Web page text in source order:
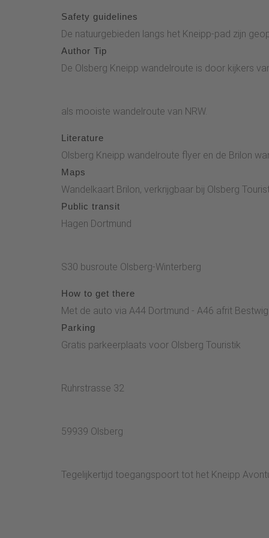
Safety guidelines
De natuurgebieden langs het Kneipp-pad zijn
Author Tip
De Olsberg Kneipp wandelroute is door kijkers
als mooiste wandelroute van NRW.
Literature
Olsberg Kneipp wandelroute flyer en de Brilon
Maps
Wandelkaart Brilon, verkrijgbaar bij Olsberg
Public transit
Hagen Dortmund
S30 busroute Olsberg-Winterberg
How to get there
Met de auto via A44 Dortmund - A46 afrit Bestwig
Parking
Gratis parkeerplaats voor Olsberg Touristik
Ruhrstrasse 32
59939 Olsberg
Tegelijkertijd toegangspoort tot het Kneipp